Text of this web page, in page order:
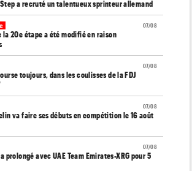
a recruté un talentueux sprinteur allemand
07/08
la 20e étape a été modifié en raison
07/08
toujours, dans les coulisses de la FDJ
07/08
va faire ses débuts en compétition le 16 août
07/08
prolongé avec UAE Team Emirates-XRG pour 5